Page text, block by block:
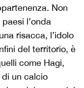
Non
l’onda
risacca, l’idolo
del territorio, è
come Hagi,
di un calcio